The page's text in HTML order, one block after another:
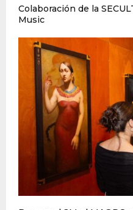
Colaboración de la
Music